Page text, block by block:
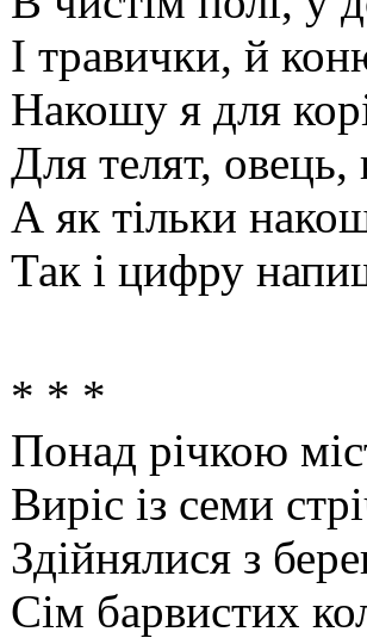
І травички, й
Накошу я для
Для телят, овець,
А як тільки
Так і цифру
* * *
Понад річкою
Виріс із семи
Здійнялися з
Сім барвистих